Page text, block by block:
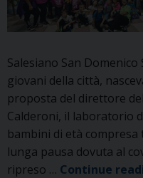
Salesiano San
giovani della città,
proposta del direttore
Calderoni, il laboratorio
bambini di età
lunga pausa dovuta al
ripreso … Continue